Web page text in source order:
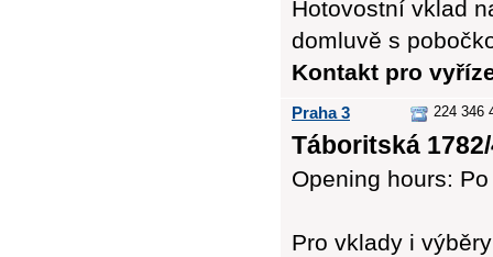
Hotovostní vklad
domluvě s
Kontakt pro
Praha 3 224 346
Táboritská
Opening hours:
Pro vklady i